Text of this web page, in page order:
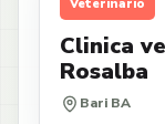
Veterinario
Clinica
Rosalba
Bari BA